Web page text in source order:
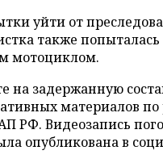
уйти от
также попыталась
мотоциклом.
на задержанную
материалов
РФ. Видеозапись
опубликована в